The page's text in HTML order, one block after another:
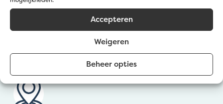
Accepteren
Weigeren
Beheer opties
Mail ons:info@jatu.be
Maandag tot vrijdag
van 9u-12u en 12u 30-17u30